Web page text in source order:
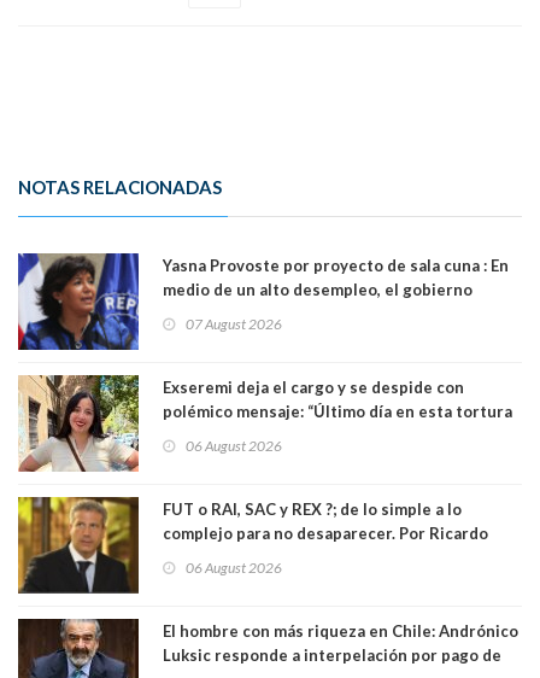
NOTAS RELACIONADAS
Yasna Provoste por proyecto de sala cuna : En
medio de un alto desempleo, el gobierno
07 August 2026
Exseremi deja el cargo y se despide con
polémico mensaje: “Último día en esta tortura
06 August 2026
FUT o RAI, SAC y REX ?; de lo simple a lo
complejo para no desaparecer. Por Ricardo
06 August 2026
El hombre con más riqueza en Chile: Andrónico
Luksic responde a interpelación por pago de